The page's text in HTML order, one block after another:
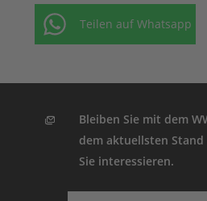
Teilen auf Whatsapp
Bleiben Sie mit dem
dem aktuellsten
Sie interessieren.